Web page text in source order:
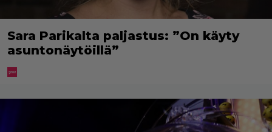
Sara Parikalta paljastus: ”On käyty
asuntonäytöillä”